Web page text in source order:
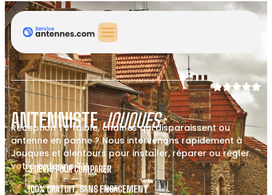
ANTENNISTEJOUQUES
Réception TV faible, chaînes qui disparaissent ou
antenne en panne ? Nous intervenons rapidement à
Jouques et alentours pour installer, réparer ou régler
votre antenne TV.
3 DEVIS POUR COMPARER
100% GRATUIT, SANS ENGAGEMENT